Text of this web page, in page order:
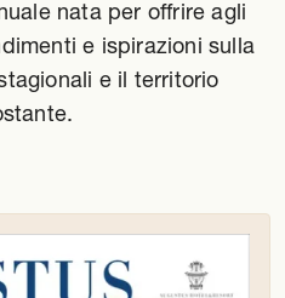
nata per offrire agli
e ispirazioni sulla
e il territorio